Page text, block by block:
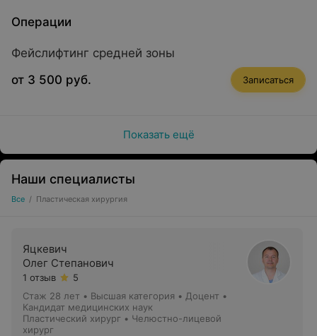
Операции
Фейслифтинг средней зоны
от 3 500 руб.
Записаться
Показать ещё
Наши специалисты
Все / Пластическая хирургия
Яцкевич
Олег Степанович
1 отзыв
5
Стаж 28 лет • Высшая категория • Доцент •
Кандидат медицинских наук
Пластический хирург • Челюстно-лицевой
хирург